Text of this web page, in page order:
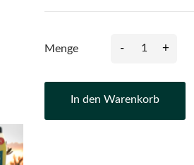
Menge - +
In den Warenkorb